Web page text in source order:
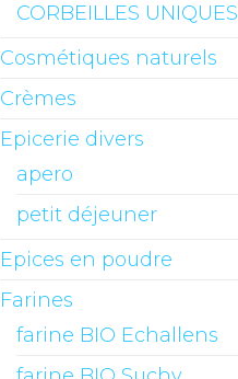
CORBEILLES UNIQUES
Cosmétiques naturels
Crèmes
Epicerie divers
apero
petit déjeuner
Epices en poudre
Farines
farine BIO Echallens